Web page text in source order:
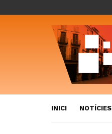
INICI NOTÍCIES